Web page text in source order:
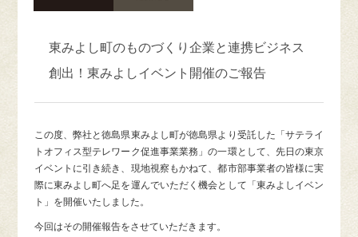
東みよし町のものづくり企業と連携ビジネス
創出！東みよしイベント開催のご報告
この度、弊社と徳島県東みよし町が徳島県より受託した「サテライ
トオフィス型テレワーク促進事業業務」の一環として、先日の東京
イベントに引き続き、現地視察もかねて、都市部事業者の皆様に実
際に東みよし町へ足を運んでいただく機会として「東みよしイベン
ト」を開催いたしました。
今回はその開催報告をさせていただきます。